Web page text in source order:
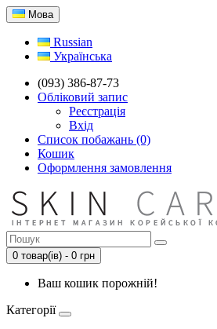
Мова
Russian
Українська
(093) 386-87-73
Обліковий запис
Реєстрація
Вхід
Список побажань (0)
Кошик
Оформлення замовлення
0 товар(ів) - 0 грн
Ваш кошик порожній!
Категорії